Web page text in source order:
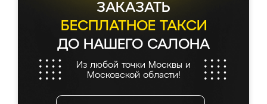
ЗАКАЗАТЬ
БЕСПЛАТНОЕ ТАКСИ
ДО НАШЕГО САЛОНА
Из любой точки Москвы и
Московской области!